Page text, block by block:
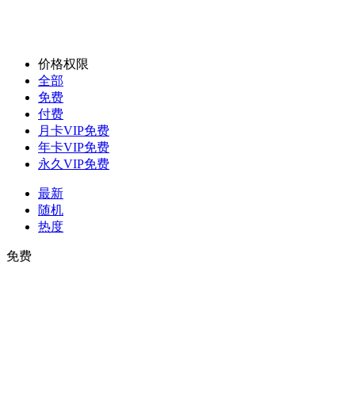
价格权限
全部
免费
付费
月卡VIP免费
年卡VIP免费
永久VIP免费
最新
随机
热度
免费